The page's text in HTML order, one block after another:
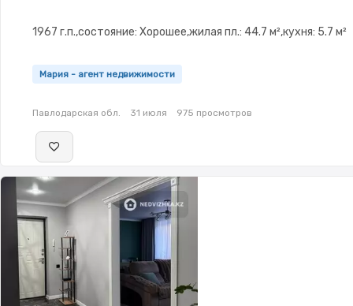
1967 г.п.,состояние: Хорошее,жилая пл.: 44.7 м²,кухня: 5.7 м²
Мария - агент недвижимости
Павлодарская обл. 31 июля 975 просмотров